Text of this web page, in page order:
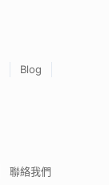
Blog
聯絡我們